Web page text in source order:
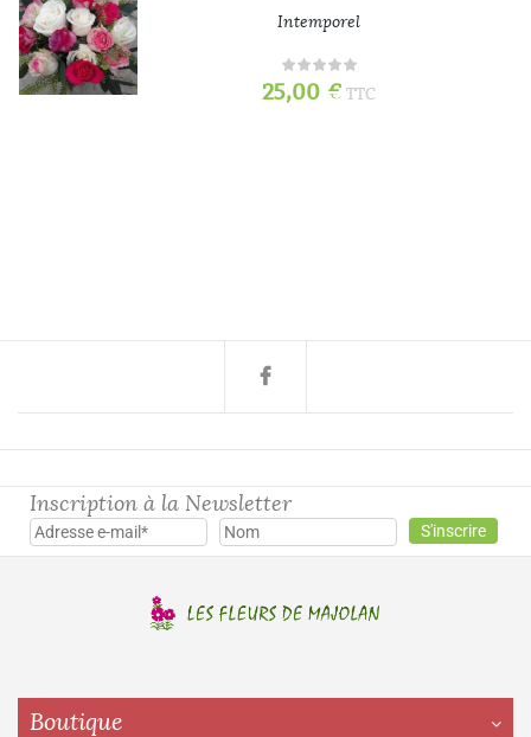
Intemporel
25,00 € TTC
Inscription à la Newsletter
Boutique